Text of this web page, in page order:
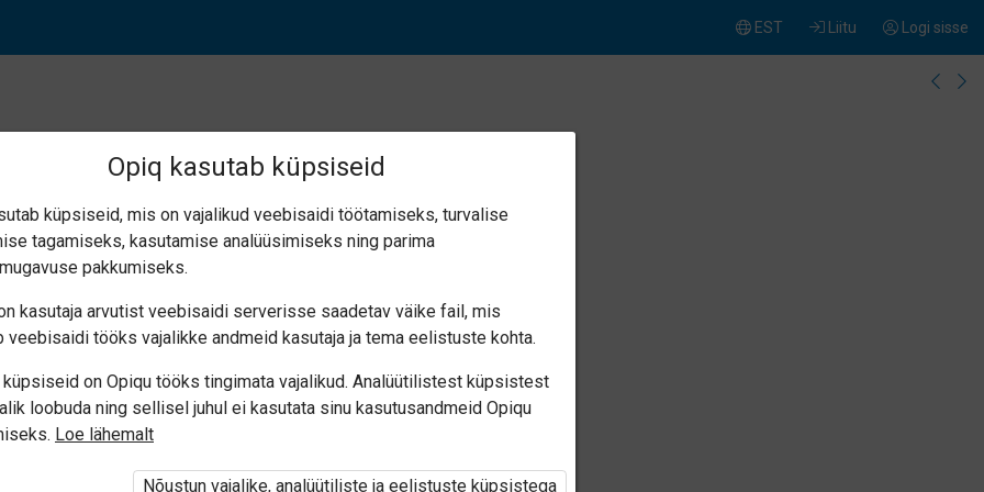
Logi sisse
Liitu
EST
(8.5)
Opiqusse sisse logitud.
Opiq kasutab küpsiseid
küpsiseid, mis on vajalikud veebisaidi töötamiseks, turvalise
tagamiseks, kasutamise analüüsimiseks ning parima
pakkumiseks.
kasutaja arvutist veebisaidi serverisse saadetav väike fail, mis
veebisaidi tööks vajalikke andmeid kasutaja ja tema eelistuste kohta.
küpsiseid on Opiqu tööks tingimata vajalikud. Analüütilistest küpsistest
loobuda ning sellisel juhul ei kasutata sinu kasutusandmeid Opiqu
Loe lähemalt
Nõustun vajalike, analüütiliste ja eelistuste küpsistega